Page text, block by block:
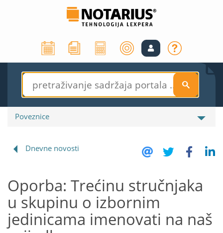
S
Poveznice
Dnevne novosti
Oporba: Trećinu stručnjaka
u skupinu o izbornim
jedinicama imenovati na naš